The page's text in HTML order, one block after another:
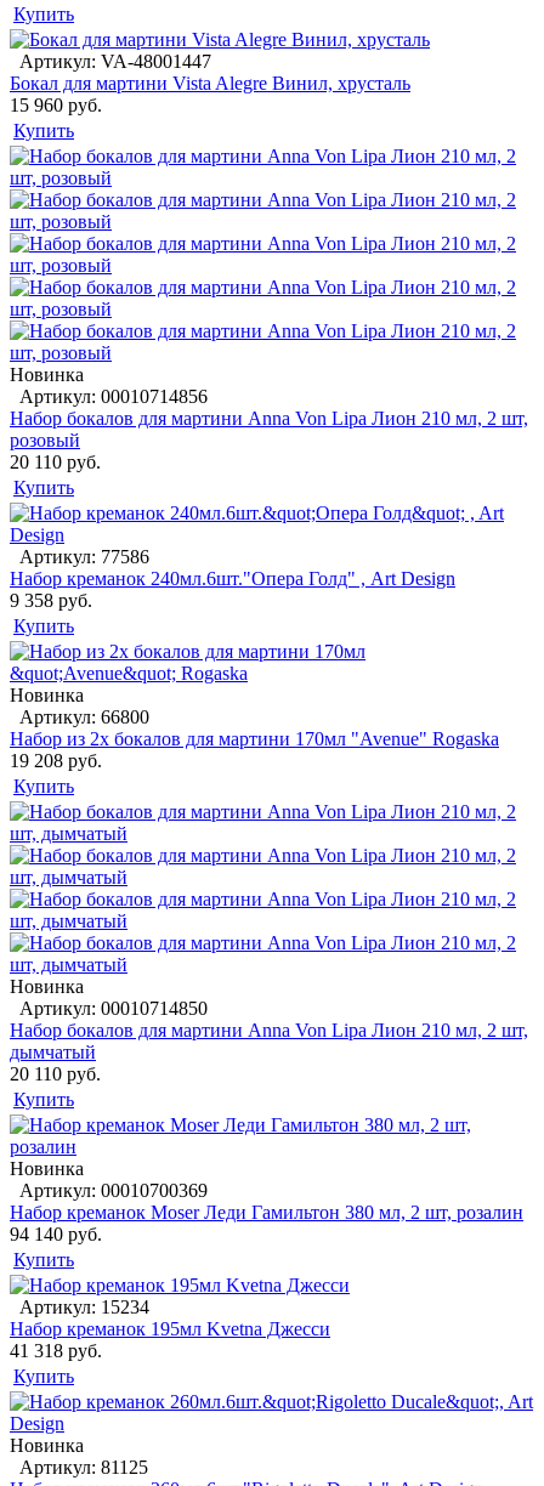
Купить
Артикул: VA-48001447
Бокал для мартини Vista Alegre Винил, хрусталь
15 960 руб.
Купить
Новинка
Артикул: 00010714856
Набор бокалов для мартини Anna Von Lipa Лион 210 мл, 2 шт,
розовый
20 110 руб.
Купить
Артикул: 77586
Набор креманок 240мл.6шт."Опера Голд" , Art Design
9 358 руб.
Купить
Новинка
Артикул: 66800
Набор из 2х бокалов для мартини 170мл "Avenue" Rogaska
19 208 руб.
Купить
Новинка
Артикул: 00010714850
Набор бокалов для мартини Anna Von Lipa Лион 210 мл, 2 шт,
дымчатый
20 110 руб.
Купить
Новинка
Артикул: 00010700369
Набор креманок Moser Леди Гамильтон 380 мл, 2 шт, розалин
94 140 руб.
Купить
Артикул: 15234
Набор креманок 195мл Kvetna Джесси
41 318 руб.
Купить
Новинка
Артикул: 81125